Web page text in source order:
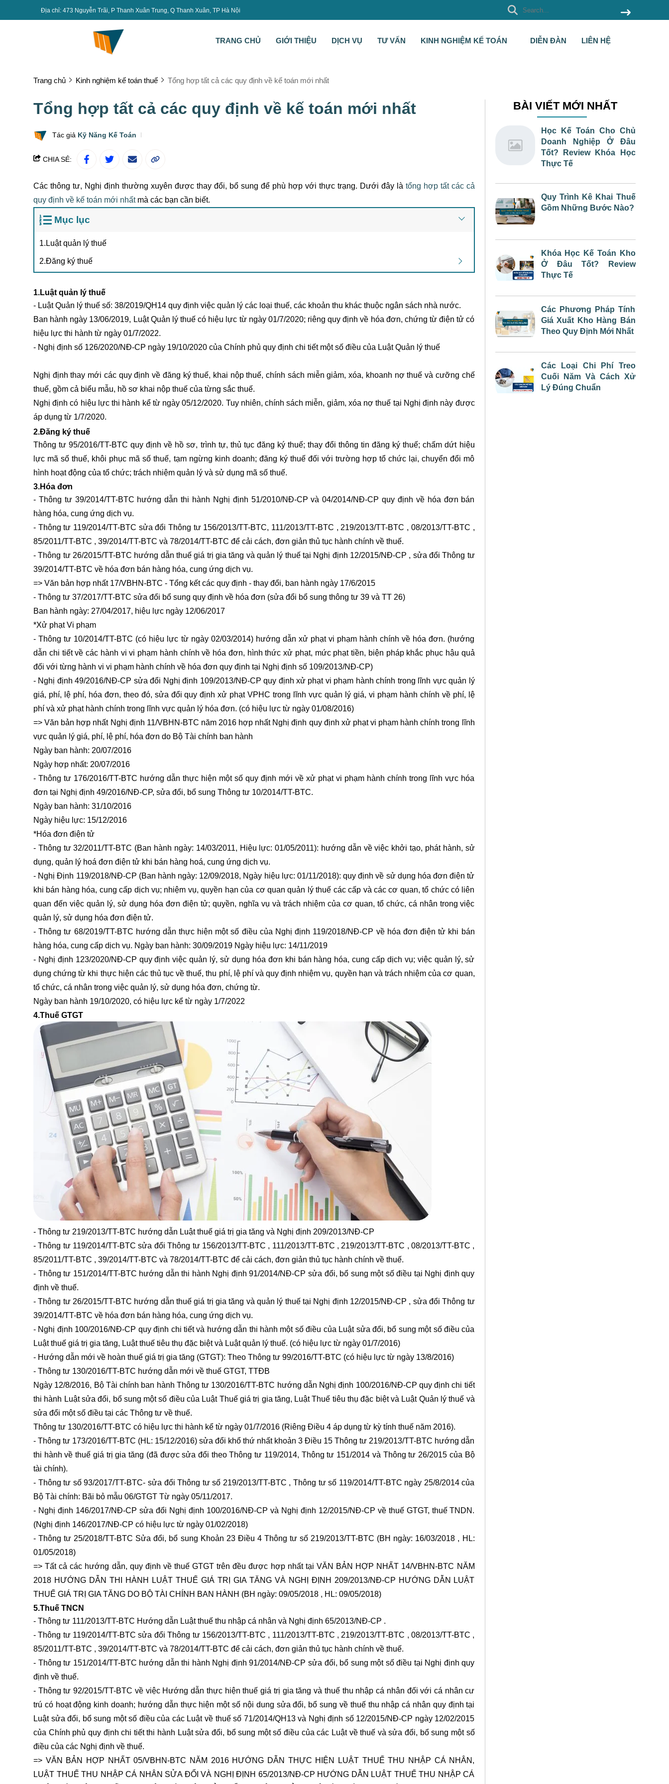
Địa chỉ: 473 Nguyễn Trãi, P Thanh Xuân Trung, Q Thanh Xuân, TP Hà Nội
TRANG CHỦ GIỚI THIỆU DỊCH VỤ TƯ VẤN KINH NGHIỆM KẾ TOÁN DIỄN ĐÀN LIÊN HỆ
Trang chủ Kinh nghiệm kế toán thuế Tổng hợp tất cả các quy định về kế toán mới nhất
Tổng hợp tất cả các quy định về kế toán mới nhất
Tác giả Kỹ Năng Kế Toán
CHIA SẺ:
Các thông tư, Nghị định thường xuyên được thay đổi, bổ sung để phù hợp với thực trạng. Dưới đây là tổng hợp tất các cả
quy định về kế toán mới nhấtmà các bạn cần biết.
Mục lục
1.Luật quản lý thuế
2.Đăng ký thuế
1.Luật quản lý thuế
- Luật Quản lý thuế số: 38/2019/QH14 quy định việc quản lý các loại thuế, các khoản thu khác thuộc ngân sách nhà nước.
Ban hành ngày 13/06/2019, Luật Quản lý thuế có hiệu lực từ ngày 01/7/2020; riêng quy định về hóa đơn, chứng từ điện tử có
hiệu lực thi hành từ ngày 01/7/2022.
- Nghị định số 126/2020/NĐ-CP ngày 19/10/2020 của Chính phủ quy định chi tiết một số điều của Luật Quản lý thuế
Nghị định thay mới các quy định về đăng ký thuế, khai nộp thuế, chính sách miễn giảm, xóa, khoanh nợ thuế và cưỡng chế
thuế, gồm cả biểu mẫu, hồ sơ khai nộp thuế của từng sắc thuế.
Nghị định có hiệu lực thi hành kể từ ngày 05/12/2020. Tuy nhiên, chính sách miễn, giảm, xóa nợ thuế tại Nghị định này được
áp dụng từ 1/7/2020.
2.Đăng ký thuế
Thông tư 95/2016/TT-BTC quy định về hồ sơ, trình tự, thủ tục đăng ký thuế; thay đổi thông tin đăng ký thuế; chấm dứt hiệu
lực mã số thuế, khôi phục mã số thuế, tạm ngừng kinh doanh; đăng ký thuế đối với trường hợp tổ chức lại, chuyển đổi mô
hình hoạt động của tổ chức; trách nhiệm quản lý và sử dụng mã số thuế.
3.Hóa đơn
- Thông tư 39/2014/TT-BTC hướng dẫn thi hành Nghị định 51/2010/NĐ-CP và 04/2014/NĐ-CP quy định về hóa đơn bán
hàng hóa, cung ứng dịch vụ.
- Thông tư 119/2014/TT-BTC sửa đổi Thông tư 156/2013/TT-BTC, 111/2013/TT-BTC , 219/2013/TT-BTC , 08/2013/TT-BTC ,
85/2011/TT-BTC , 39/2014/TT-BTC và 78/2014/TT-BTC để cải cách, đơn giản thủ tục hành chính về thuế.
- Thông tư 26/2015/TT-BTC hướng dẫn thuế giá trị gia tăng và quản lý thuế tại Nghị định 12/2015/NĐ-CP , sửa đổi Thông tư
39/2014/TT-BTC về hóa đơn bán hàng hóa, cung ứng dịch vụ.
=> Văn bản hợp nhất 17/VBHN-BTC - Tổng kết các quy định - thay đổi, ban hành ngày 17/6/2015
- Thông tư 37/2017/TT-BTC sửa đổi bổ sung quy định về hóa đơn (sửa đổi bổ sung thông tư 39 và TT 26)
Ban hành ngày: 27/04/2017, hiệu lực ngày 12/06/2017
*Xử phạt Vi phạm
- Thông tư 10/2014/TT-BTC (có hiệu lực từ ngày 02/03/2014) hướng dẫn xử phạt vi phạm hành chính về hóa đơn. (hướng
dẫn chi tiết về các hành vi vi phạm hành chính về hóa đơn, hình thức xử phạt, mức phạt tiền, biện pháp khắc phục hậu quả
đối với từng hành vi vi phạm hành chính về hóa đơn quy định tại Nghị định số 109/2013/NĐ-CP)
- Nghị định 49/2016/NĐ-CP sửa đổi Nghị định 109/2013/NĐ-CP quy định xử phạt vi phạm hành chính trong lĩnh vực quản lý
giá, phí, lệ phí, hóa đơn, theo đó, sửa đổi quy định xử phạt VPHC trong lĩnh vực quản lý giá, vi phạm hành chính về phí, lệ
phí và xử phạt hành chính trong lĩnh vực quản lý hóa đơn. (có hiệu lực từ ngày 01/08/2016)
=> Văn bản hợp nhất Nghị định 11/VBHN-BTC năm 2016 hợp nhất Nghị định quy định xử phạt vi phạm hành chính trong lĩnh
vực quản lý giá, phí, lệ phí, hóa đơn do Bộ Tài chính ban hành
Ngày ban hành: 20/07/2016
Ngày hợp nhất: 20/07/2016
- Thông tư 176/2016/TT-BTC hướng dẫn thực hiện một số quy định mới về xử phạt vi phạm hành chính trong lĩnh vực hóa
đơn tại Nghị định 49/2016/NĐ-CP, sửa đổi, bổ sung Thông tư 10/2014/TT-BTC.
Ngày ban hành: 31/10/2016
Ngày hiệu lực: 15/12/2016
*Hóa đơn điện tử
- Thông tư 32/2011/TT-BTC (Ban hành ngày: 14/03/2011, Hiệu lực: 01/05/2011): hướng dẫn về việc khởi tạo, phát hành, sử
dụng, quản lý hoá đơn điện tử khi bán hàng hoá, cung ứng dịch vụ.
- Nghị Định 119/2018/NĐ-CP (Ban hành ngày: 12/09/2018, Ngày hiệu lực: 01/11/2018): quy định về sử dụng hóa đơn điện tử
khi bán hàng hóa, cung cấp dịch vụ; nhiệm vụ, quyền hạn của cơ quan quản lý thuế các cấp và các cơ quan, tổ chức có liên
quan đến việc quản lý, sử dụng hóa đơn điện tử; quyền, nghĩa vụ và trách nhiệm của cơ quan, tổ chức, cá nhân trong việc
quản lý, sử dụng hóa đơn điện tử.
- Thông tư 68/2019/TT-BTC hướng dẫn thực hiện một số điều của Nghị định 119/2018/NĐ-CP về hóa đơn điện tử khi bán
hàng hóa, cung cấp dịch vụ. Ngày ban hành: 30/09/2019 Ngày hiệu lực: 14/11/2019
- Nghị định 123/2020/NĐ-CP quy định việc quản lý, sử dụng hóa đơn khi bán hàng hóa, cung cấp dịch vụ; việc quản lý, sử
dụng chứng từ khi thực hiện các thủ tục về thuế, thu phí, lệ phí và quy định nhiệm vụ, quyền hạn và trách nhiệm của cơ quan,
tổ chức, cá nhân trong việc quản lý, sử dụng hóa đơn, chứng từ.
Ngày ban hành 19/10/2020, có hiệu lực kể từ ngày 1/7/2022
4.Thuế GTGT
- Thông tư 219/2013/TT-BTC hướng dẫn Luật thuế giá trị gia tăng và Nghị định 209/2013/NĐ-CP
- Thông tư 119/2014/TT-BTC sửa đổi Thông tư 156/2013/TT-BTC , 111/2013/TT-BTC , 219/2013/TT-BTC , 08/2013/TT-BTC ,
85/2011/TT-BTC , 39/2014/TT-BTC và 78/2014/TT-BTC để cải cách, đơn giản thủ tục hành chính về thuế.
- Thông tư 151/2014/TT-BTC hướng dẫn thi hành Nghị định 91/2014/NĐ-CP sửa đổi, bổ sung một số điều tại Nghị định quy
định về thuế.
- Thông tư 26/2015/TT-BTC hướng dẫn thuế giá trị gia tăng và quản lý thuế tại Nghị định 12/2015/NĐ-CP , sửa đổi Thông tư
39/2014/TT-BTC về hóa đơn bán hàng hóa, cung ứng dịch vụ.
- Nghị định 100/2016/NĐ-CP quy định chi tiết và hướng dẫn thi hành một số điều của Luật sửa đổi, bổ sung một số điều của
Luật thuế giá trị gia tăng, Luật thuế tiêu thụ đặc biệt và Luật quản lý thuế. (có hiệu lực từ ngày 01/7/2016)
- Hướng dẫn mới về hoàn thuế giá trị gia tăng (GTGT): Theo Thông tư 99/2016/TT-BTC (có hiệu lực từ ngày 13/8/2016)
- Thông tư 130/2016/TT-BTC hướng dẫn mới về thuế GTGT, TTĐB
Ngày 12/8/2016, Bộ Tài chính ban hành Thông tư 130/2016/TT-BTC hướng dẫn Nghị định 100/2016/NĐ-CP quy định chi tiết
thi hành Luật sửa đổi, bổ sung một số điều của Luật Thuế giá trị gia tăng, Luật Thuế tiêu thụ đặc biệt và Luật Quản lý thuế và
sửa đổi một số điều tại các Thông tư về thuế.
Thông tư 130/2016/TT-BTC có hiệu lực thi hành kể từ ngày 01/7/2016 (Riêng Điều 4 áp dụng từ kỳ tính thuế năm 2016).
- Thông tư 173/2016/TT-BTC (HL: 15/12/2016) sửa đổi khổ thứ nhất khoản 3 Điều 15 Thông tư 219/2013/TT-BTC hướng dẫn
thi hành về thuế giá trị gia tăng (đã được sửa đổi theo Thông tư 119/2014, Thông tư 151/2014 và Thông tư 26/2015 của Bộ
tài chính).
- Thông tư số 93/2017/TT-BTC- sửa đổi Thông tư số 219/2013/TT-BTC , Thông tư số 119/2014/TT-BTC ngày 25/8/2014 của
Bộ Tài chính: Bãi bỏ mẫu 06/GTGT Từ ngày 05/11/2017.
- Nghị định 146/2017/NĐ-CP sửa đổi Nghị định 100/2016/NĐ-CP và Nghị định 12/2015/NĐ-CP về thuế GTGT, thuế TNDN.
(Nghị định 146/2017/NĐ-CP có hiệu lực từ ngày 01/02/2018)
- Thông tư 25/2018/TT-BTC Sửa đổi, bổ sung Khoản 23 Điều 4 Thông tư số 219/2013/TT-BTC (BH ngày: 16/03/2018 , HL:
01/05/2018)
=> Tất cả các hướng dẫn, quy định về thuế GTGT trên đều được hợp nhất tại VĂN BẢN HỢP NHẤT 14/VBHN-BTC NĂM
2018 HƯỚNG DẪN THI HÀNH LUẬT THUẾ GIÁ TRỊ GIA TĂNG VÀ NGHỊ ĐỊNH 209/2013/NĐ-CP HƯỚNG DẪN LUẬT
THUẾ GIÁ TRỊ GIA TĂNG DO BỘ TÀI CHÍNH BAN HÀNH (BH ngày: 09/05/2018 , HL: 09/05/2018)
5.Thuế TNCN
- Thông tư 111/2013/TT-BTC Hướng dẫn Luật thuế thu nhập cá nhân và Nghị định 65/2013/NĐ-CP .
- Thông tư 119/2014/TT-BTC sửa đổi Thông tư 156/2013/TT-BTC , 111/2013/TT-BTC , 219/2013/TT-BTC , 08/2013/TT-BTC ,
85/2011/TT-BTC , 39/2014/TT-BTC và 78/2014/TT-BTC để cải cách, đơn giản thủ tục hành chính về thuế.
- Thông tư 151/2014/TT-BTC hướng dẫn thi hành Nghị định 91/2014/NĐ-CP sửa đổi, bổ sung một số điều tại Nghị định quy
định về thuế.
- Thông tư 92/2015/TT-BTC về việc Hướng dẫn thực hiện thuế giá trị gia tăng và thuế thu nhập cá nhân đối với cá nhân cư
trú có hoạt động kinh doanh; hướng dẫn thực hiện một số nội dung sửa đổi, bổ sung về thuế thu nhập cá nhân quy định tại
Luật sửa đổi, bổ sung một số điều của các Luật về thuế số 71/2014/QH13 và Nghị định số 12/2015/NĐ-CP ngày 12/02/2015
của Chính phủ quy định chi tiết thi hành Luật sửa đổi, bổ sung một số điều của các Luật về thuế và sửa đổi, bổ sung một số
điều của các Nghị định về thuế.
=> VĂN BẢN HỢP NHẤT 05/VBHN-BTC NĂM 2016 HƯỚNG DẪN THỰC HIỆN LUẬT THUẾ THU NHẬP CÁ NHÂN,
LUẬT THUẾ THU NHẬP CÁ NHÂN SỬA ĐỔI VÀ NGHỊ ĐỊNH 65/2013/NĐ-CP HƯỚNG DẪN LUẬT THUẾ THU NHẬP CÁ
BÀI VIẾT MỚI NHẤT
Học Kế Toán Cho Chủ
Doanh Nghiệp Ở Đâu
Tốt? Review Khóa Học
Thực Tế
Quy Trình Kê Khai Thuế
Gồm Những Bước Nào?
Khóa Học Kế Toán Kho
Ở Đâu Tốt? Review
Thực Tế
Các Phương Pháp Tính
Giá Xuất Kho Hàng Bán
Theo Quy Định Mới Nhất
Các Loại Chi Phí Treo
Cuối Năm Và Cách Xử
Lý Đúng Chuẩn